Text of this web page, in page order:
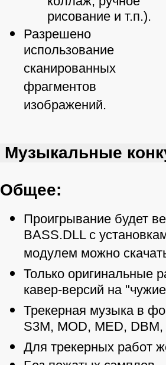
рисование и т.п.).
Разрешено
использование
сканированных
фрагментов
изображений.
Музыкальные
Общее:
Проигрывание будет
BASS.DLL с
модулем можно
Только оригинальные
кавер-версий на
Трекерная музыка в
S3M, MOD, MED,
Для трекерных работ